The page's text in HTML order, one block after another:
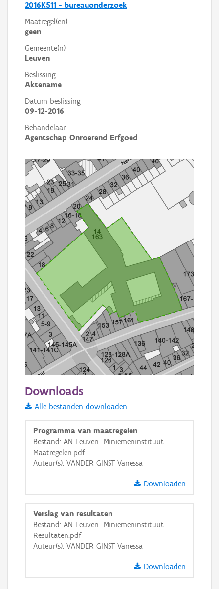
2016K511 - bureauonderzoek
Maatregel(en)
geen
Gemeente(n)
Leuven
Beslissing
Aktename
Datum beslissing
09-12-2016
Behandelaar
Agentschap Onroerend Erfgoed
Informatie Vlaanderen
i
+ −
Basis Lagen
OSM-Basiskaart
GRB-Basiskaart
Downloads
Alle bestanden downloaden
Programma van maatregelen
Bestand: AN Leuven -Miniemeninstituut
Maatregelen.pdf
Auteur(s): VANDER GINST Vanessa
Downloaden
Verslag van resultaten
Bestand: AN Leuven -Miniemeninstituut
Resultaten.pdf
Auteur(s): VANDER GINST Vanessa
Downloaden